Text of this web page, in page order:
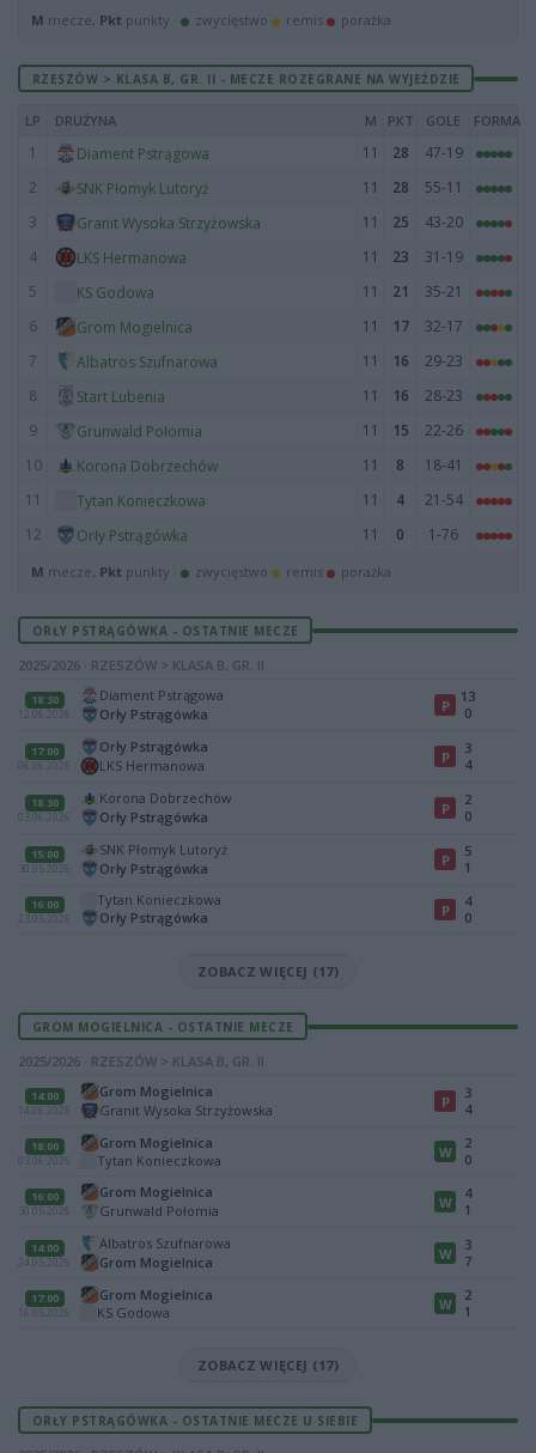
M mecze, Pkt punkty · zwycięstwo remis porażka
RZESZÓW > KLASA B, GR. II - MECZE ROZEGRANE NA WYJEŹDZIE
LP DRUŻYNA M PKT GOLE FORMA
1 Diament Pstrągowa 11 28
47-19
2
SNK Płomyk Lutoryż 11 28
55-11
3
Granit Wysoka Strzyżowska 11 25
43-20
4
LKS Hermanowa 11 23
31-19
5
KS Godowa 11 21
35-21
6
Grom Mogielnica 11 17
32-17
7
Albatros Szufnarowa 11 16
29-23
8
Start Lubenia 11 16
28-23
9
Grunwald Połomia 11 15
22-26
10
Korona Dobrzechów 11 8
18-41
11
Tytan Konieczkowa 11 4
21-54
12
Orły Pstrągówka 11 0 1-76
M mecze, Pkt punkty · zwycięstwo remis porażka
ORŁY PSTRĄGÓWKA - OSTATNIE MECZE
2025/2026 · RZESZÓW > KLASA B, GR. II
18:30
12.06.2026
Diament Pstrągowa
Orły Pstrągówka
P
13
0
17:00
06.06.2026
Orły Pstrągówka
LKS Hermanowa
P
3
4
18:30
03.06.2026
Korona Dobrzechów
Orły Pstrągówka
P
2
0
15:00
30.05.2026
SNK Płomyk Lutoryż
Orły Pstrągówka
P
5
1
16:00
23.05.2026
Tytan Konieczkowa
Orły Pstrągówka
P
4
0
ZOBACZ WIĘCEJ (17)
GROM MOGIELNICA - OSTATNIE MECZE
2025/2026 · RZESZÓW > KLASA B, GR. II
14:00
14.06.2026
Grom Mogielnica
Granit Wysoka Strzyżowska
P
3
4
18:00
03.06.2026
Grom Mogielnica
Tytan Konieczkowa
W
2
0
16:00
30.05.2026
Grom Mogielnica
Grunwald Połomia
W
4
1
14:00
24.05.2026
Albatros Szufnarowa
Grom Mogielnica
W
3
7
17:00
16.05.2026
Grom Mogielnica
KS Godowa
W
2
1
ZOBACZ WIĘCEJ (17)
ORŁY PSTRĄGÓWKA - OSTATNIE MECZE U SIEBIE